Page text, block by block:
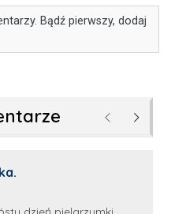
Bądź pierwszy, dodaj
Poprzednie
komentarza: